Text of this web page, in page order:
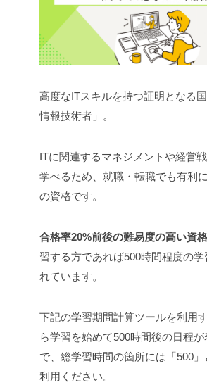
高度なITスキルを持つ証明となる
情報技術者」。
ITに関連するマネジメントや経営
学べるため、就職・転職でも有利
の資格です。
合格率20%前後の難易度の高い資格
習する方であれば500時間程度の学
れています。
下記の学習期間計算ツールを利用
ら学習を始めて500時間後の日程
で、総学習時間の箇所には「500
利用ください。